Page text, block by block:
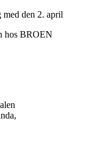
den 2. april
hos BROEN